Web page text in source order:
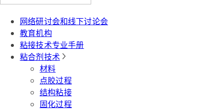
网络研讨会和线下讨论会
教育机构
粘接技术专业手册
粘合剂技术
材料
点胶过程
结构粘接
固化过程